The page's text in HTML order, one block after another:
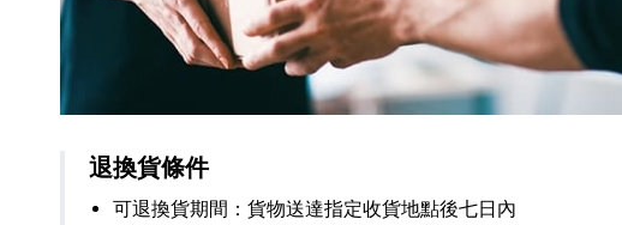
退換貨條件
可退換貨期間：貨物送達指定收貨地點後七日內